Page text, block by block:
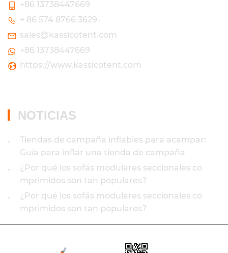
+86 13738447669
+ 86 574 8766 3629-
sales@kassicotent.com
+86 13738447669
https://www.kassicotent.com
NOTICIAS
•
Tiendas de campaña inflables para acampar:
Guía para inflar una tienda de campaña
•
¿Por qué los sofás modulares seccionales co
mprimidos son tan populares?
•
¿Por qué los sofás modulares seccionales co
mprimidos son tan populares?